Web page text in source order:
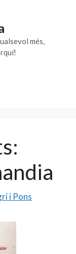
més,
i Pons